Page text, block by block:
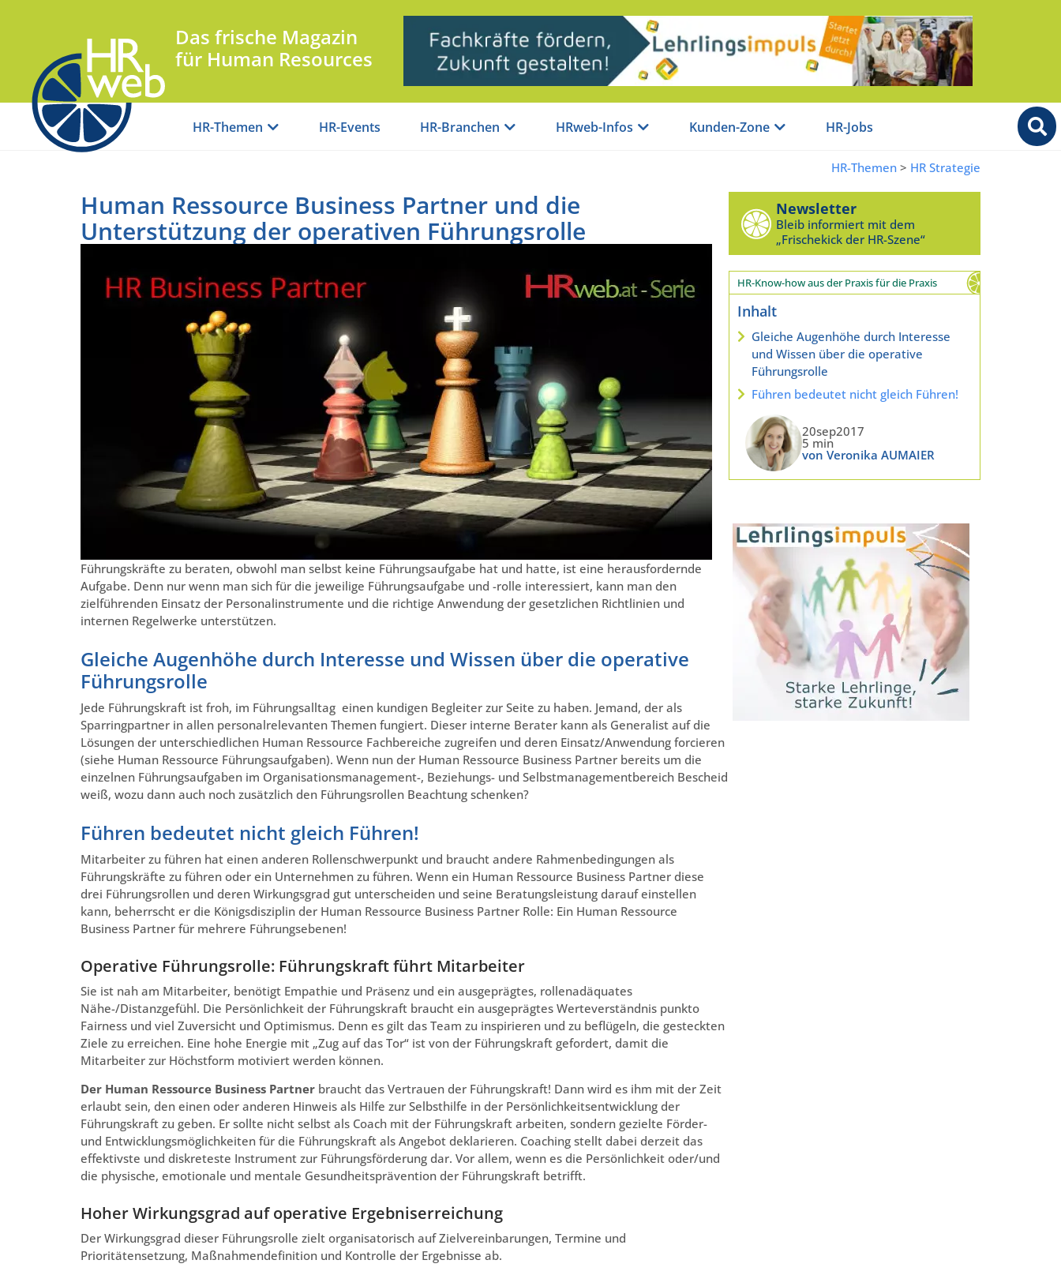
Das frische Magazin
für Human Resources
HR-Themen HR-Events HR-Branchen HRweb-Infos Kunden-Zone HR-Jobs
HR-Themen > HR Strategie
Human Ressource Business Partner und die
Unterstützung der operativen Führungsrolle
Führungskräfte zu beraten, obwohl man selbst keine Führungsaufgabe hat und hatte, ist eine herausfordernde
Aufgabe. Denn nur wenn man sich für die jeweilige Führungsaufgabe und -rolle interessiert, kann man den
zielführenden Einsatz der Personalinstrumente und die richtige Anwendung der gesetzlichen Richtlinien und
internen Regelwerke unterstützen.
Gleiche Augenhöhe durch Interesse und Wissen über die operative
Führungsrolle
Jede Führungskraft ist froh, im Führungsalltag einen kundigen Begleiter zur Seite zu haben. Jemand, der als
Sparringpartner in allen personalrelevanten Themen fungiert. Dieser interne Berater kann als Generalist auf die
Lösungen der unterschiedlichen Human Ressource Fachbereiche zugreifen und deren Einsatz/Anwendung forcieren
(siehe Human Ressource Führungsaufgaben). Wenn nun der Human Ressource Business Partner bereits um die
einzelnen Führungsaufgaben im Organisationsmanagement-, Beziehungs- und Selbstmanagementbereich Bescheid
weiß, wozu dann auch noch zusätzlich den Führungsrollen Beachtung schenken?
Führen bedeutet nicht gleich Führen!
Mitarbeiter zu führen hat einen anderen Rollenschwerpunkt und braucht andere Rahmenbedingungen als
Führungskräfte zu führen oder ein Unternehmen zu führen. Wenn ein Human Ressource Business Partner diese
drei Führungsrollen und deren Wirkungsgrad gut unterscheiden und seine Beratungsleistung darauf einstellen
kann, beherrscht er die Königsdisziplin der Human Ressource Business Partner Rolle: Ein Human Ressource
Business Partner für mehrere Führungsebenen!
Operative Führungsrolle: Führungskraft führt Mitarbeiter
Sie ist nah am Mitarbeiter, benötigt Empathie und Präsenz und ein ausgeprägtes, rollenadäquates
Nähe-/Distanzgefühl. Die Persönlichkeit der Führungskraft braucht ein ausgeprägtes Werteverständnis punkto
Fairness und viel Zuversicht und Optimismus. Denn es gilt das Team zu inspirieren und zu beflügeln, die gesteckten
Ziele zu erreichen. Eine hohe Energie mit „Zug auf das Tor“ ist von der Führungskraft gefordert, damit die
Mitarbeiter zur Höchstform motiviert werden können.
Der Human Ressource Business Partner braucht das Vertrauen der Führungskraft! Dann wird es ihm mit der Zeit
erlaubt sein, den einen oder anderen Hinweis als Hilfe zur Selbsthilfe in der Persönlichkeitsentwicklung der
Führungskraft zu geben. Er sollte nicht selbst als Coach mit der Führungskraft arbeiten, sondern gezielte Förder-
und Entwicklungsmöglichkeiten für die Führungskraft als Angebot deklarieren. Coaching stellt dabei derzeit das
effektivste und diskreteste Instrument zur Führungsförderung dar. Vor allem, wenn es die Persönlichkeit oder/und
die physische, emotionale und mentale Gesundheitsprävention der Führungskraft betrifft.
Hoher Wirkungsgrad auf operative Ergebniserreichung
Der Wirkungsgrad dieser Führungsrolle zielt organisatorisch auf Zielvereinbarungen, Termine und
Prioritätensetzung, Maßnahmendefinition und Kontrolle der Ergebnisse ab.
Newsletter
Bleib informiert mit dem
„Frischekick der HR-Szene“
HR-Know-how aus der Praxis für die Praxis
Inhalt
Gleiche Augenhöhe durch Interesse
und Wissen über die operative
Führungsrolle
Führen bedeutet nicht gleich Führen!
20sep2017
5 min
von Veronika AUMAIER